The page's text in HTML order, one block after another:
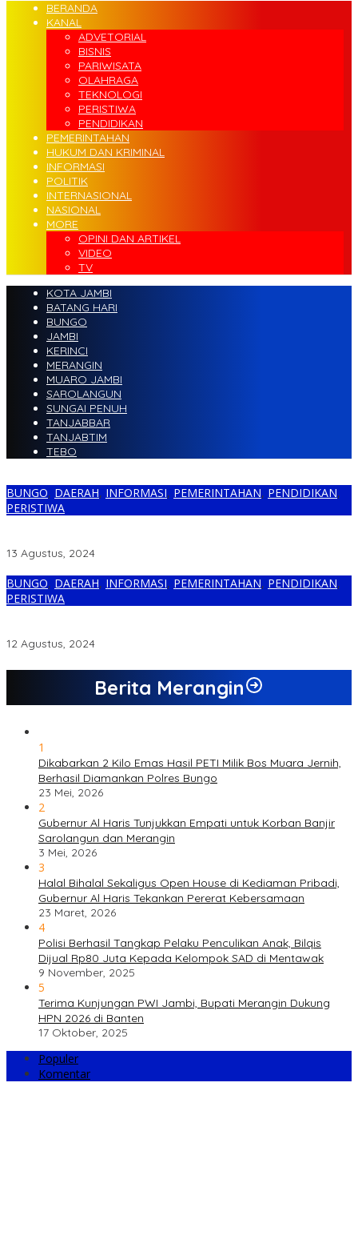
BERANDA
KANAL
ADVETORIAL
BISNIS
PARIWISATA
OLAHRAGA
TEKNOLOGI
PERISTIWA
PENDIDIKAN
PEMERINTAHAN
HUKUM DAN KRIMINAL
INFORMASI
POLITIK
INTERNASIONAL
NASIONAL
MORE
OPINI DAN ARTIKEL
VIDEO
TV
KOTA JAMBI
BATANG HARI
BUNGO
JAMBI
KERINCI
MERANGIN
MUARO JAMBI
SAROLANGUN
SUNGAI PENUH
TANJABBAR
TANJABTIM
TEBO
BUNGO, DAERAH, INFORMASI, PEMERINTAHAN, PENDIDIKAN,
PERISTIWA
13 Agustus, 2024
BUNGO, DAERAH, INFORMASI, PEMERINTAHAN, PENDIDIKAN,
PERISTIWA
12 Agustus, 2024
Berita Merangin
1
Dikabarkan 2 Kilo Emas Hasil PETI Milik Bos Muara Jernih,
Berhasil Diamankan Polres Bungo
23 Mei, 2026
2
Gubernur Al Haris Tunjukkan Empati untuk Korban Banjir
Sarolangun dan Merangin
3 Mei, 2026
3
Halal Bihalal Sekaligus Open House di Kediaman Pribadi,
Gubernur Al Haris Tekankan Pererat Kebersamaan
23 Maret, 2026
4
Polisi Berhasil Tangkap Pelaku Penculikan Anak, Bilqis
Dijual Rp80 Juta Kepada Kelompok SAD di Mentawak
9 November, 2025
5
Terima Kunjungan PWI Jambi, Bupati Merangin Dukung
HPN 2026 di Banten
17 Oktober, 2025
Populer
Komentar